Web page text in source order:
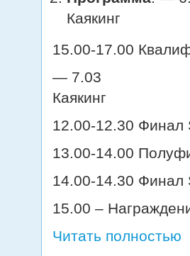
Каякинг
15.00-17.00
— 7.03 10.00-
Каякинг
12.00-12.30 Финал
13.00-14.00
14.00-14.30 Финал
15.00 –
Читать полностью